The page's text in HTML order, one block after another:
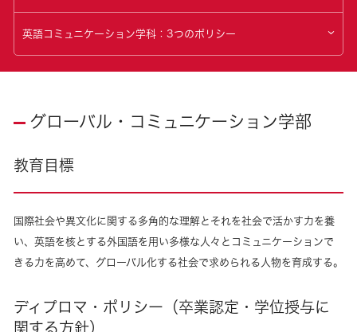
英語コミュニケーション学科：3つのポリシー
グローバル・コミュニケーション学部
教育目標
国際社会や異文化に関する多角的な理解とそれを社会で活かす力を養
い、英語を核とする外国語を用い多様な人々とコミュニケーションで
きる力を高めて、グローバル化する社会で求められる人物を育成する。
ディプロマ・ポリシー（卒業認定・学位授与に
関する方針）